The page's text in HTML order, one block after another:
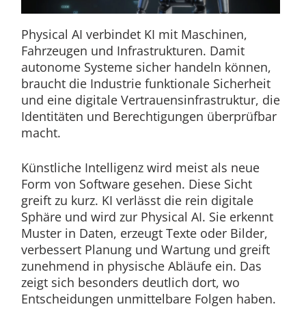
Physical AI verbindet KI mit Maschinen,
Fahrzeugen und Infrastrukturen. Damit
autonome Systeme sicher handeln können,
braucht die Industrie funktionale Sicherheit
und eine digitale Vertrauensinfrastruktur, die
Identitäten und Berechtigungen überprüfbar
macht.
Künstliche Intelligenz wird meist als neue
Form von Software gesehen. Diese Sicht
greift zu kurz. KI verlässt die rein digitale
Sphäre und wird zur Physical AI. Sie erkennt
Muster in Daten, erzeugt Texte oder Bilder,
verbessert Planung und Wartung und greift
zunehmend in physische Abläufe ein. Das
zeigt sich besonders deutlich dort, wo
Entscheidungen unmittelbare Folgen haben.